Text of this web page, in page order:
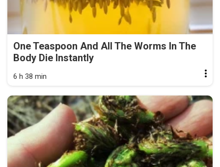
One Teaspoon And All The Worms In The
Body Die Instantly
6 h 38 min